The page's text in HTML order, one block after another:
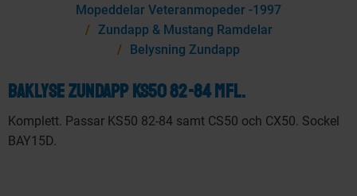
KANSKE NÅGON AV DESSA PRODUKTER KAN INTRESSERA
DIG?
87%
Mopeddelar Veteranmopeder -1997
Zundapp & Mustang Ramdelar
Belysning Zundapp
Baklyse Zundapp KS50 82-84 mfl.
Komplett. Passar KS50 82-84 samt CS50 och CX50. Sockel
BAY15D.